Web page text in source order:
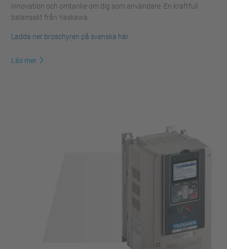
innovation och omtanke om dig som användare. En kraftfull
balansakt från Yaskawa.
Ladda ner broschyren på svenska här
Läs mer